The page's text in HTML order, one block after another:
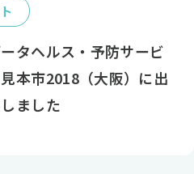
タヘルス・予防サービ
本市2018（大阪）に出
ました